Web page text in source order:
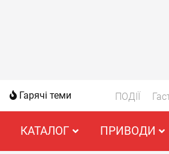
Гарячі теми ПОДІЇ
КАТАЛОГ ПРИВОДИ